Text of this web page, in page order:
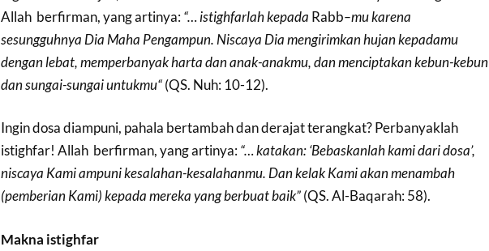
Allah berfirman, yang artinya:“…istighfarlahkepada Rabb–mukarena
sesungguhnya Dia Maha Pengampun. Niscaya Diamengirimkanhujankepadamu
dengan lebat,memperbanyakhartadananak-anakmu,danmenciptakankebun-kebun
dansungai-sungaiuntukmu“(QS. Nuh: 10-12).
Ingin dosa diampuni, pahala bertambah dan derajat terangkat? Perbanyaklah
istighfar! Allah berfirman, yang artinya:“…katakan:‘Bebaskanlahkamidaridosa’,
niscaya Kamiampunikesalahan-kesalahanmu. Dankelak Kamiakanmenambah
(pemberian Kami)kepadamerekayangberbuatbaik”(QS. Al-Baqarah: 58).
Makna istighfar